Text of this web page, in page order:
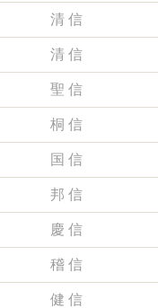
清 信
清 信
聖 信
桐 信
国 信
邦 信
慶 信
稽 信
健 信